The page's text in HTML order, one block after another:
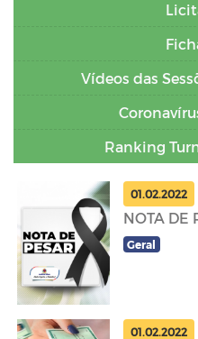
Vídeos das
Ranking
01.02.2022
NOTA DE
Geral
01.02.2022